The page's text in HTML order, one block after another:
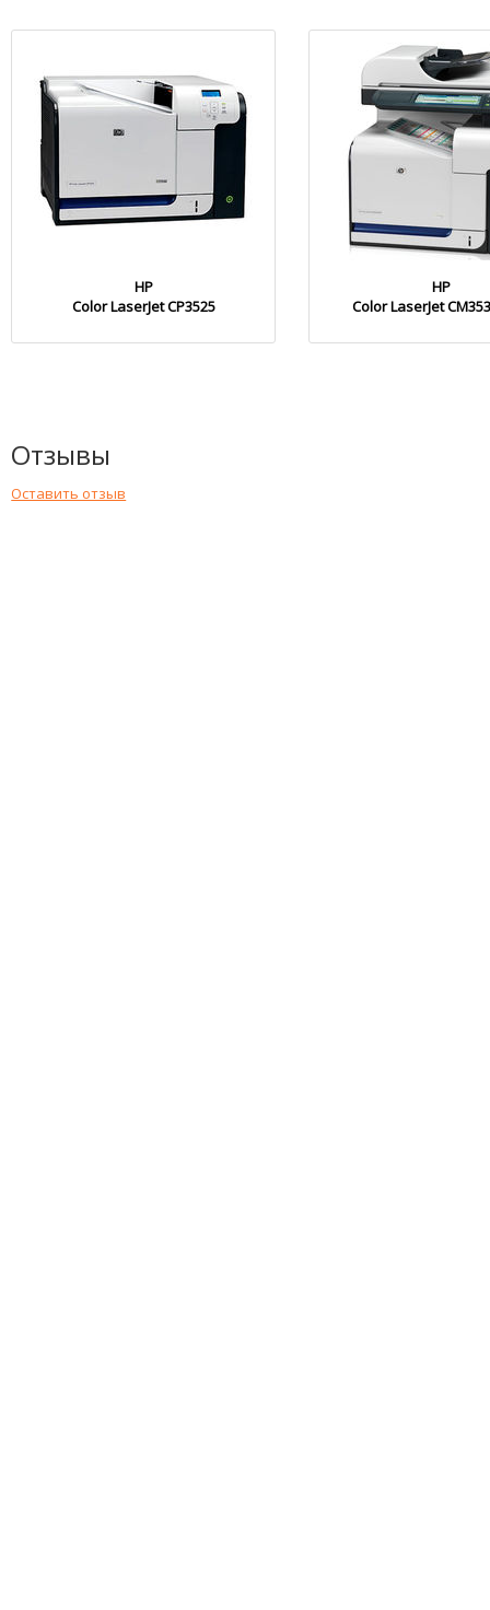
HP
Color LaserJet CP3525
HP
Color LaserJet
Отзывы
Оставить отзыв